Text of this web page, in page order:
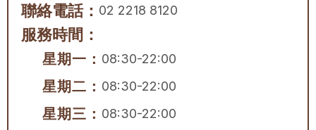
聯絡電話： 02 2218 8120
服務時間：
星期一： 08:30-22:00
星期二： 08:30-22:00
星期三： 08:30-22:00